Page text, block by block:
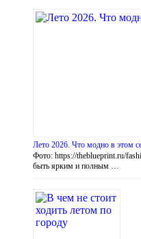
Лето 2026. Что модно в этом
Фото: https://theblueprint.ru/
быть ярким и полным …